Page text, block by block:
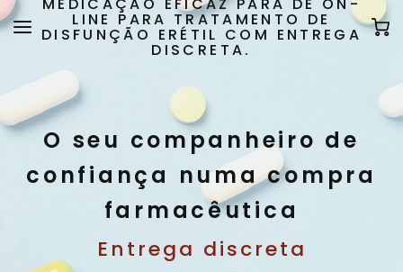
LINE PARA TRATAMENTO DE
DISFUNÇÃO ERÉTIL COM ENTREGA
DISCRETA.
O seu companheiro de
confiança numa compra
farmacêutica
Entrega discreta